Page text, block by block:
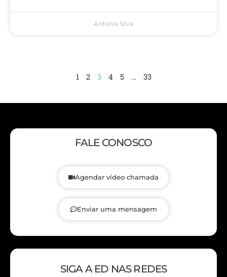
Antonia Silva
1 2 3 4 5 … 33
FALE CONOSCO
Agendar vídeo chamada
Enviar uma mensagem
SIGA A ED NAS REDES